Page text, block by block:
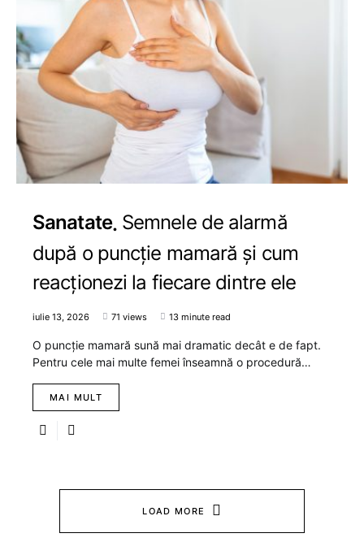
Sanatate Semnele de alarmă
după o puncție mamară și cum
reacționezi la fiecare dintre ele
iulie 13, 2026 71 views 13 minute read
O puncție mamară sună mai dramatic decât e de fapt.
Pentru cele mai multe femei înseamnă o procedură…
MAI MULT
LOAD MORE